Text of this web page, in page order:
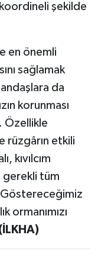
şekilde
en önemli
sağlamak
da
korunması
Özellikle
rüzgârın etkili
kıvılcım
gerekli tüm
Göstereceğimiz
ormanımızı